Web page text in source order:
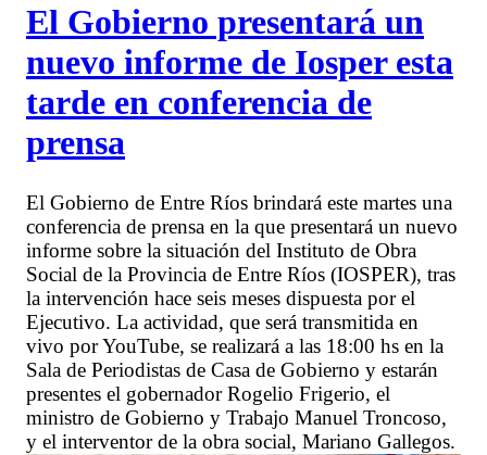
El Gobierno presentará un
nuevo informe de Iosper esta
tarde en conferencia de
prensa
El Gobierno de Entre Ríos brindará este martes una
conferencia de prensa en la que presentará un nuevo
informe sobre la situación del Instituto de Obra
Social de la Provincia de Entre Ríos (IOSPER), tras
la intervención hace seis meses dispuesta por el
Ejecutivo. La actividad, que será transmitida en
vivo por YouTube, se realizará a las 18:00 hs en la
Sala de Periodistas de Casa de Gobierno y estarán
presentes el gobernador Rogelio Frigerio, el
ministro de Gobierno y Trabajo Manuel Troncoso,
y el interventor de la obra social, Mariano Gallegos.